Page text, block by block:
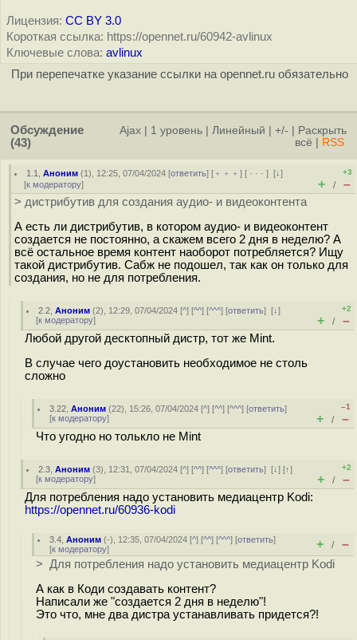
Лицензия: CC BY 3.0
Короткая ссылка: https://opennet.ru/60942-avlinux
Ключевые слова: avlinux
При перепечатке указание ссылки на opennet.ru обязательно
Обсуждение
(43)
Ajax 1 уровень Линейный +/-
Раскрыть
всё
RSS
1.1 ,Аноним (1), 12:25, 07/04/2024 [ответить] [ ﹢﹢﹢] [ · · ·][↓]
[к модератору]
+3
+ / –
> дистрибутив для создания аудио- и видеоконтента
А есть ли дистрибутив, в котором аудио- и видеоконтент
создается не постоянно, а скажем всего 2 дня в неделю? А
всё остальное время контент наоборот потребляется? Ищу
такой дистрибутив. Сабж не подошел, так как он только для
создания, но не для потребления.
2.2 ,Аноним (2), 12:29, 07/04/2024 [^] [^^] [^^^] [ответить][↓]
[к модератору]
+2
+ / –
Любой другой десктопный дистр, тот же Mint.
В случае чего доустановить необходимое не столь
сложно
3.22 ,Аноним (22), 15:26, 07/04/2024 [^] [^^] [^^^] [ответить]
[к модератору]
–1
+ / –
Что угодно но толькло не Mint
2.3 ,Аноним (3), 12:31, 07/04/2024 [^] [^^] [^^^] [ответить][↓] [↑]
[к модератору]
+2
+ / –
Для потребления надо установить медиацентр Kodi:
https://opennet.ru/60936-kodi
3.4 ,Аноним (-), 12:35, 07/04/2024 [^] [^^] [^^^] [ответить]
[к модератору] + / –
> Для потребления надо установить медиацентр Kodi
А как в Коди создавать контент?
Написали же "создается 2 дня в неделю"!
Это что, мне два дистра устанавливать придется?!